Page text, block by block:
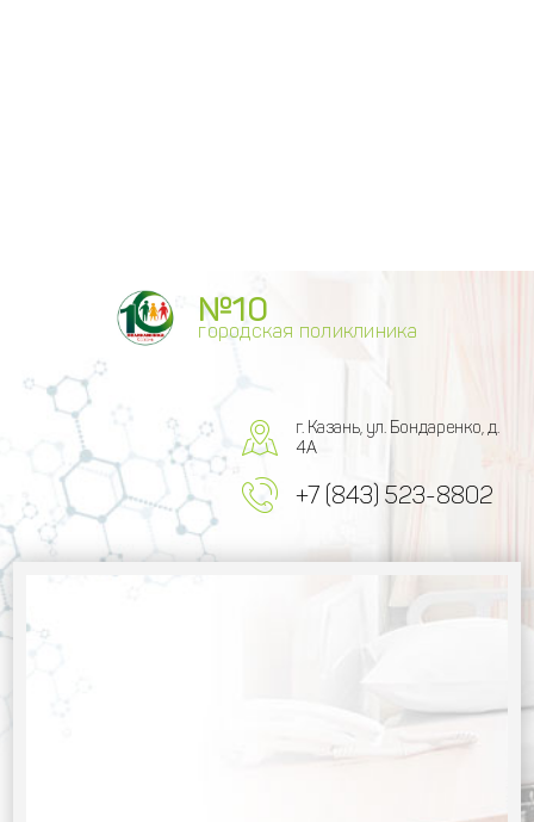
№10
городская поликлиника
г. Казань, ул. Бондаренко, д.
4А
+7 (843) 523-8802